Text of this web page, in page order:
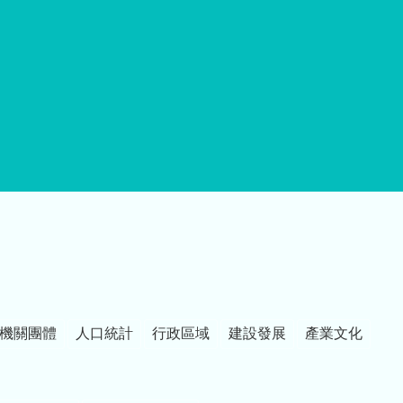
機關團體 人口統計 行政區域 建設發展 產業文化